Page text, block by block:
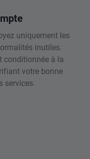
uniquement les
inutiles.
conditionnée à la
votre bonne
services.